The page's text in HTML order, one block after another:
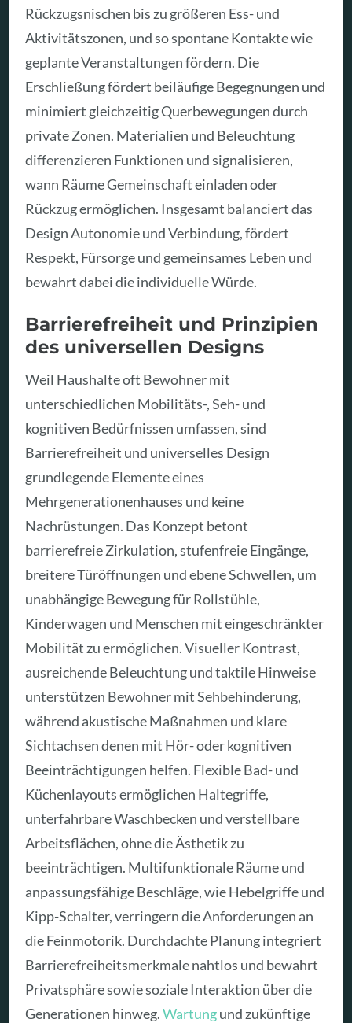
Rückzugsnischen bis zu größeren Ess- und
Aktivitätszonen, und so spontane Kontakte wie
geplante Veranstaltungen fördern. Die
Erschließung fördert beiläufige Begegnungen und
minimiert gleichzeitig Querbewegungen durch
private Zonen. Materialien und Beleuchtung
differenzieren Funktionen und signalisieren,
wann Räume Gemeinschaft einladen oder
Rückzug ermöglichen. Insgesamt balanciert das
Design Autonomie und Verbindung, fördert
Respekt, Fürsorge und gemeinsames Leben und
bewahrt dabei die individuelle Würde.
Barrierefreiheit und Prinzipien
des universellen Designs
Weil Haushalte oft Bewohner mit
unterschiedlichen Mobilitäts-, Seh- und
kognitiven Bedürfnissen umfassen, sind
Barrierefreiheit und universelles Design
grundlegende Elemente eines
Mehrgenerationenhauses und keine
Nachrüstungen. Das Konzept betont
barrierefreie Zirkulation, stufenfreie Eingänge,
breitere Türöffnungen und ebene Schwellen, um
unabhängige Bewegung für Rollstühle,
Kinderwagen und Menschen mit eingeschränkter
Mobilität zu ermöglichen. Visueller Kontrast,
ausreichende Beleuchtung und taktile Hinweise
unterstützen Bewohner mit Sehbehinderung,
während akustische Maßnahmen und klare
Sichtachsen denen mit Hör- oder kognitiven
Beeinträchtigungen helfen. Flexible Bad- und
Küchenlayouts ermöglichen Haltegriffe,
unterfahrbare Waschbecken und verstellbare
Arbeitsflächen, ohne die Ästhetik zu
beeinträchtigen. Multifunktionale Räume und
anpassungsfähige Beschläge, wie Hebelgriffe und
Kipp-Schalter, verringern die Anforderungen an
die Feinmotorik. Durchdachte Planung integriert
Barrierefreiheitsmerkmale nahtlos und bewahrt
Privatsphäre sowie soziale Interaktion über die
Generationen hinweg.Wartungund zukünftige